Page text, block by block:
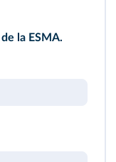
la ESMA.